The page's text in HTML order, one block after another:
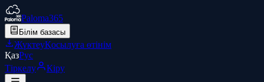
Paloma365
Білім базасы
ЖүктеуҚосылуға өтінім
ҚазРус
Тіркелу
Кіру